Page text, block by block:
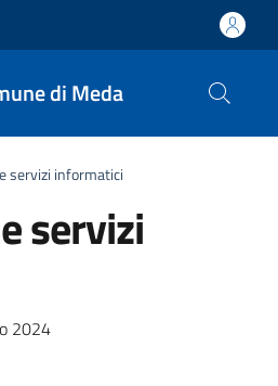
di Meda
servizi informatici
servizi
2024